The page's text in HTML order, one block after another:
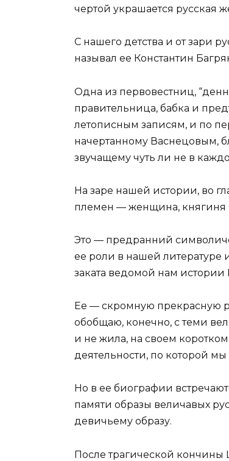
чертой украшается русская
С нашего детства и от зари
называл ее Константин
Одна из первовестниц,
правительница, бабка и
летописным записям, и по
начертанному Васнецовым,
звучащему чуть ли не в
На заре нашей истории, во
племен — женщина, княгиня
Это — предранний
ее роли в нашей литературе
заката ведомой нам
Ее — скромную прекрасную
обобщаю, конечно, с теми
и не жила, на своем
деятельности, по которой
Но в ее биографии
памяти образы величавых
девичьему образу.
После трагической кончины